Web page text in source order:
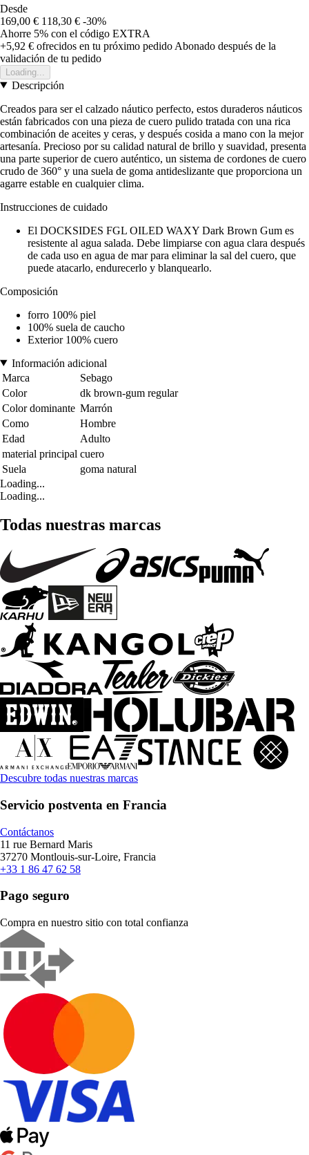
Desde
169,00 € 118,30 € -30%
Ahorre 5% con el código EXTRA
+5,92 € ofrecidos en tu próximo pedido Abonado después de la
validación de tu pedido
Loading...
Descripción
Creados para ser el calzado náutico perfecto, estos duraderos náuticos
están fabricados con una pieza de cuero pulido tratada con una rica
combinación de aceites y ceras, y después cosida a mano con la mejor
artesanía. Precioso por su calidad natural de brillo y suavidad, presenta
una parte superior de cuero auténtico, un sistema de cordones de cuero
crudo de 360° y una suela de goma antideslizante que proporciona un
agarre estable en cualquier clima.
Instrucciones de cuidado
El DOCKSIDES FGL OILED WAXY Dark Brown Gum es
resistente al agua salada. Debe limpiarse con agua clara después
de cada uso en agua de mar para eliminar la sal del cuero, que
puede atacarlo, endurecerlo y blanquearlo.
Composición
forro 100% piel
100% suela de caucho
Exterior 100% cuero
Información adicional
Marca
Sebago
Color
dk brown-gum regular
Color dominante Marrón
Como
Hombre
Edad
Adulto
material principal cuero
Suela
goma natural
Loading...
Loading...
Todas nuestras marcas
Descubre todas nuestras marcas
Servicio postventa en Francia
Contáctanos
11 rue Bernard Maris
37270 Montlouis-sur-Loire, Francia
+33 1 86 47 62 58
Pago seguro
Compra en nuestro sitio con total confianza